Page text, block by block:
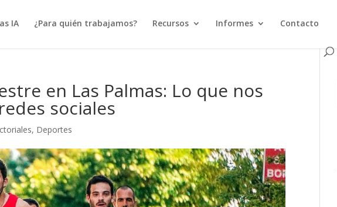
IA ¿Para quién trabajamos? Recursos Informes Contacto
en Las Palmas: Lo que nos
sociales
, Deportes